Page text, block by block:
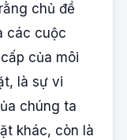
chủ đề
các cuộc
của môi
là sự vi
chúng ta
khác, còn là